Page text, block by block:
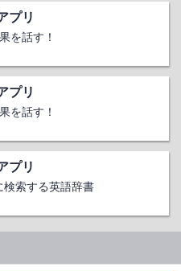
プリ
を話す！
プリ
を話す！
プリ
索する英語辞書